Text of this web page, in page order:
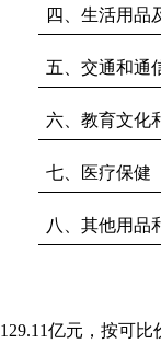
四、生活用品
五、交通和通
六、教育文化
七、医疗保健
八、其他用品
129.11亿元，按可比